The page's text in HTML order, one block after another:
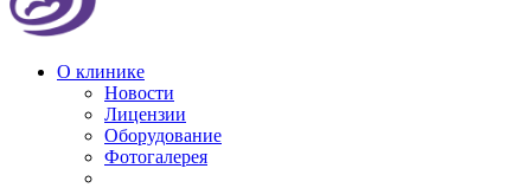
О клинике
Новости
Лицензии
Оборудование
Фотогалерея